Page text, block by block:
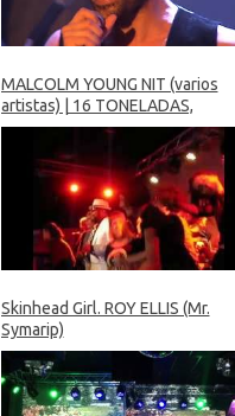
MALCOLM YOUNG NIT (varios
artistas) | 16 TONELADAS,
VALENCIA
Skinhead Girl. ROY ELLIS (Mr.
Symarip)